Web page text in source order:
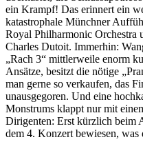
ein Krampf! Das erinnert ein
katastrophale Münchner
Royal Philharmonic Orchestra
Charles Dutoit. Immerhin:
„Rach 3“ mittlerweile enorm
Ansätze, besitzt die nötige
man gerne so verkaufen, das
unausgegoren. Und eine
Monstrums klappt nur mit
Dirigenten: Erst kürzlich beim
dem 4. Konzert bewiesen, was